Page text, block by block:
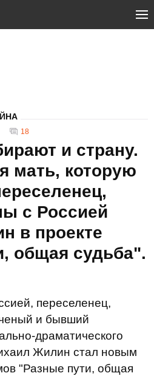
18
и страну.
мать, которую
с Россией
в проекте
общая судьба".
переселенец,
и бывший
драматического
Жилин стал новым
"Разные пути, общая